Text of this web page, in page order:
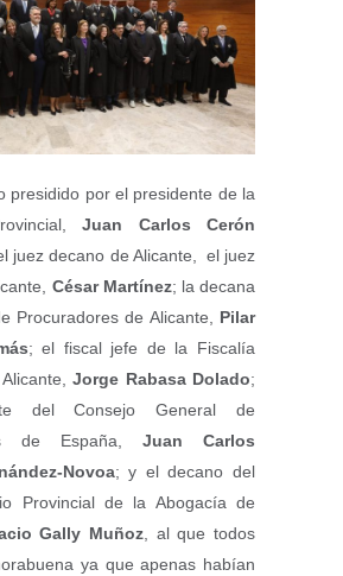
presidido por el presidente de la
Juan Carlos Cerón
juez decano de Alicante, el juez
César Martínez; la decana
Procuradores de Alicante, Pilar
; el fiscal jefe de la Fiscalía
Alicante,Jorge Rabasa Dolado;
del Consejo General de
de España, Juan Carlos
Novoa; y el decano del
Provincial de la Abogacía de
Gally Muñoz, al que todos
ya que apenas habían